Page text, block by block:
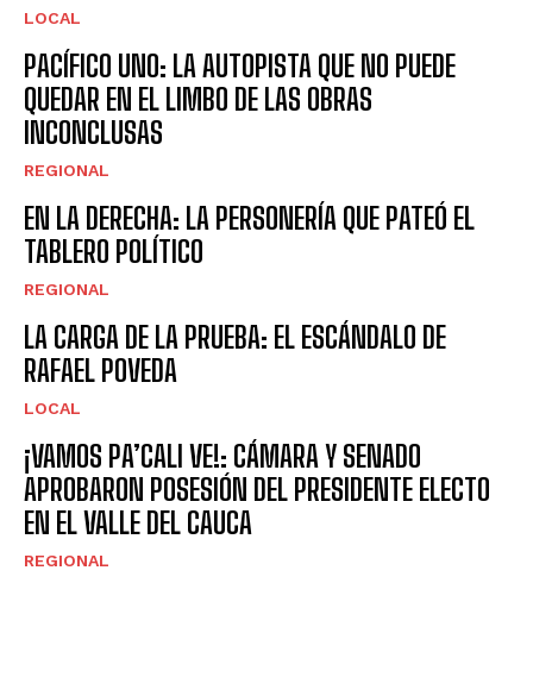
LOCAL
PACÍFICO UNO: LA AUTOPISTA QUE NO PUEDE
QUEDAR EN EL LIMBO DE LAS OBRAS
INCONCLUSAS
REGIONAL
EN LA DERECHA: LA PERSONERÍA QUE PATEÓ EL
TABLERO POLÍTICO
REGIONAL
LA CARGA DE LA PRUEBA: EL ESCÁNDALO DE
RAFAEL POVEDA
LOCAL
¡VAMOS PA’CALI VE!: CÁMARA Y SENADO
APROBARON POSESIÓN DEL PRESIDENTE ELECTO
EN EL VALLE DEL CAUCA
REGIONAL